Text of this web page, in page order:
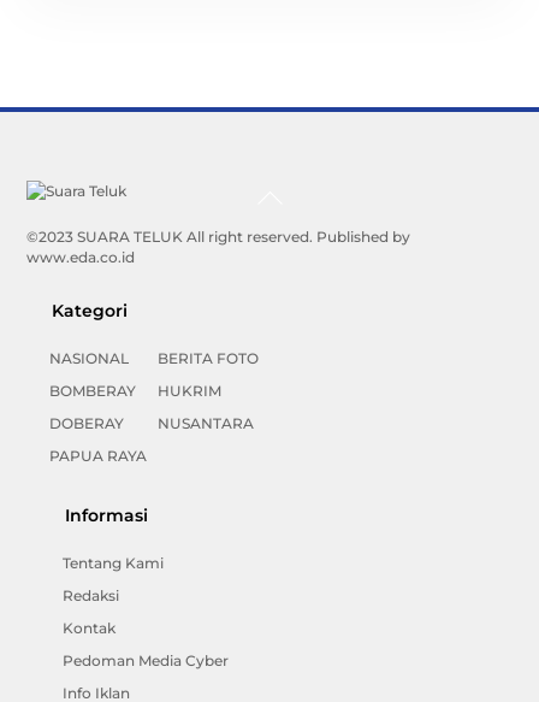
©2023 SUARA TELUK All right reserved. Published by
www.eda.co.id
Kategori
NASIONAL
BOMBERAY
DOBERAY
PAPUA RAYA
BERITA FOTO
HUKRIM
NUSANTARA
Informasi
Tentang Kami
Redaksi
Kontak
Pedoman Media Cyber
Info Iklan